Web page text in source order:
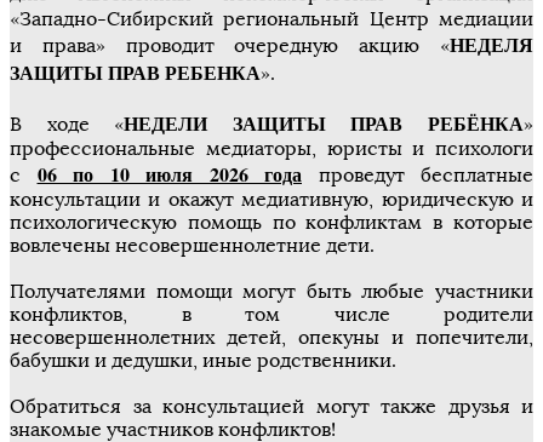
«Западно-Сибирский региональный Центр медиации
и права» проводит очередную акцию «НЕДЕЛЯ
ЗАЩИТЫ ПРАВ РЕБЕНКА».
В ходе «НЕДЕЛИ ЗАЩИТЫ ПРАВ РЕБЁНКА»
профессиональные медиаторы, юристы и психологи
с 06 по 10 июля 2026 года проведут бесплатные
консультации и окажут медиативную, юридическую и
психологическую помощь по конфликтам в которые
вовлечены несовершеннолетние дети.
Получателями помощи могут быть любые участники
конфликтов, в том числе родители
несовершеннолетних детей, опекуны и попечители,
бабушки и дедушки, иные родственники.
Обратиться за консультацией могут также друзья и
знакомые участников конфликтов!